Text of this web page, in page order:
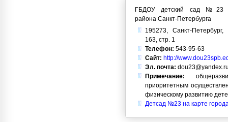
ГБДОУ детский сад №23
района Санкт-Петербурга
195273, Санкт-
163, стр. 1
Телефон: 543-95-63
Сайт: http://
Эл. почта:
Примечание:
приоритетным
физическому развитию
Детсад №23 на карте